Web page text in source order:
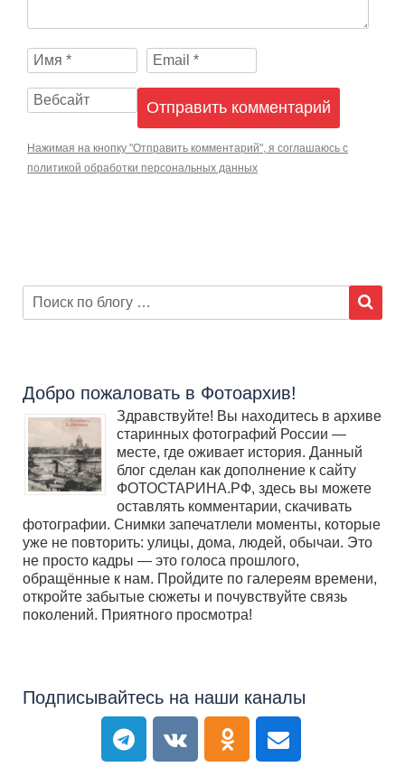
Нажимая на кнопку "Отправить комментарий", я соглашаюсь с
политикой обработки персональных данных
Добро пожаловать в Фотоархив!
Здравствуйте! Вы находитесь в архиве
старинных фотографий России —
месте, где оживает история. Данный
блог сделан как дополнение к сайту
ФОТОСТАРИНА.РФ, здесь вы можете
оставлять комментарии, скачивать
фотографии. Снимки запечатлели моменты, которые
уже не повторить: улицы, дома, людей, обычаи. Это
не просто кадры — это голоса прошлого,
обращённые к нам. Пройдите по галереям времени,
откройте забытые сюжеты и почувствуйте связь
поколений. Приятного просмотра!
Подписывайтесь на наши каналы